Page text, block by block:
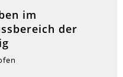
im
der